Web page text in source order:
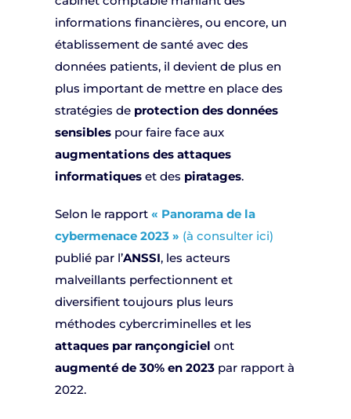
informations financières, ou encore, un
établissement de santé avec des
données patients, il devient de plus en
plus important de mettre en place des
stratégies de protection des données
sensiblespour faire face aux
augmentations des attaques
informatiqueset des piratages.
Selon le rapport « Panorama de la
cybermenace 2023 » (à consulter ici)
publié par l’ANSSI, les acteurs
malveillants perfectionnent et
diversifient toujours plus leurs
méthodes cybercriminelles et les
attaques par rançongiciel ont
augmenté de 30% en 2023par rapport à
2022.